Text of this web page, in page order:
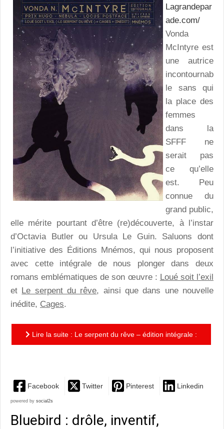
Lagrandepar
ade.com/
Vonda
McIntyre est
une autrice
incontournab
le sans qui
la place des
femmes
dans la
SFFF ne
serait pas
ce qu’elle
est. Peu
connue du
grand public,
elle mérite pourtant d’être (re)découverte, à l’instar
d’Octavia Butler ou Ursula Le Guin. Saluons dont
l’initiative des Éditions Mnémos, qui nous proposent
avec cette intégrale de nous plonger dans deux
romans emblématiques de son œuvre : Loué soit l’exil
et Le serpent du rêve, ainsi que dans une nouvelle
inédite, Cages.
Lire la suite : Le serpent du rêve – édition intégrale :
Facebook Twitter Pinterest Linkedin
powered by social2s
Bluebird : drôle, inventif,